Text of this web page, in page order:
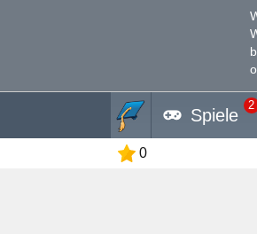
Spiele
2
0